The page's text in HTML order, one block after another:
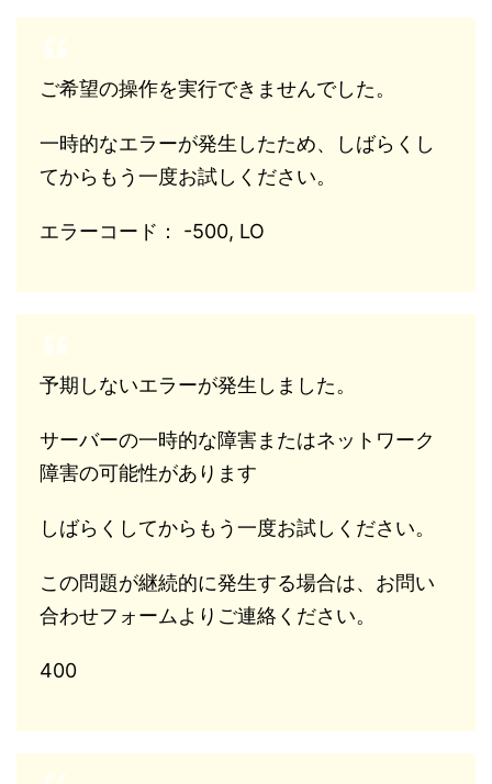
ご希望の操作を実行できませんでした。
一時的なエラーが発生したため、しばらくし
てからもう一度お試しください。
エラーコード： -500, LO
予期しないエラーが発生しました。
サーバーの一時的な障害またはネットワーク
障害の可能性があります
しばらくしてからもう一度お試しください。
この問題が継続的に発生する場合は、お問い
合わせフォームよりご連絡ください。
400